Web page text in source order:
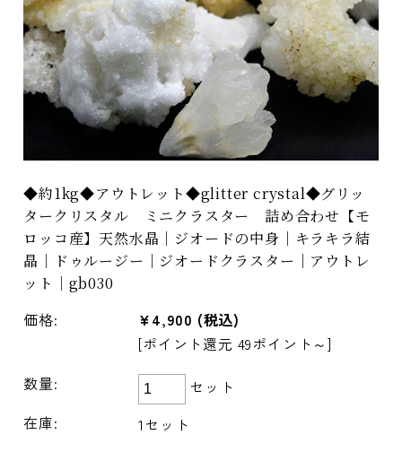
◆約1kg◆アウトレット◆glitter crystal◆グリッ
タークリスタル ミニクラスター 詰め合わせ【モ
ロッコ産】天然水晶｜ジオードの中身｜キラキラ結
晶｜ドゥルージー｜ジオードクラスター｜アウトレ
ット｜gb030
価格: ¥4,900 (税込)
[ポイント還元 49ポイント～]
数量:
セット
在庫:
1セット